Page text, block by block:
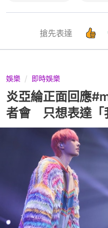
搶先表達
娛樂 即時娛樂
炎亞綸正面回應
者會 只想表達「